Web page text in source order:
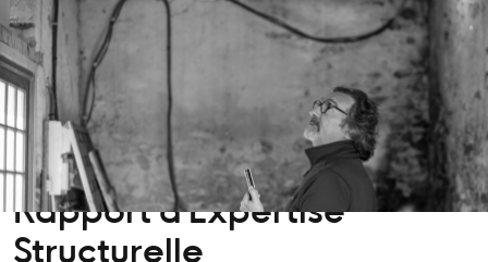
Rapport d'Expertise
Structurelle